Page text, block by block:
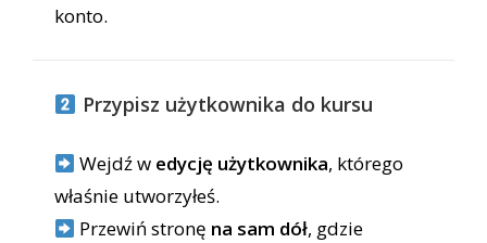
konto.
Przypisz użytkownika do kursu
Wejdź w edycję użytkownika, którego
właśnie utworzyłeś.
Przewiń stronę na sam dół, gdzie